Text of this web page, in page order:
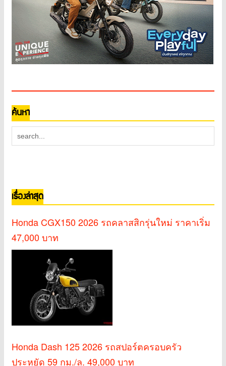
ค้นหา
เรื่องล่าสุด
Honda CGX150 2026 รถคลาสสิกรุ่นใหม่ ราคาเริ่ม
47,000 บาท
Honda Dash 125 2026 รถสปอร์ตครอบครัว
ประหยัด 59 กม./ล. 49,000 บาท